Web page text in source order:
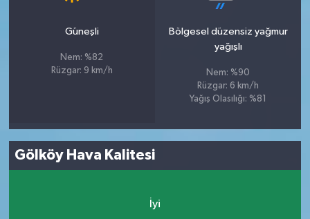
Güneşli
Nem: %82
Rüzgar: 9 km/h
Bölgesel düzensiz yağmur
yağışlı
Nem: %90
Rüzgar: 6 km/h
Yağış Olasılığı: %81
Gölköy Hava Kalitesi
İyi